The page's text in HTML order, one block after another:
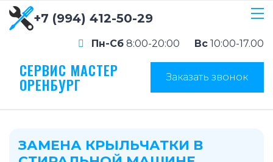
+7 (994) 412-50-29
Пн-Сб 8:00-20:00 Вс 10:00-17.00
СЕРВИС МАСТЕР
ОРЕНБУРГ Заказать звонок
ЗАМЕНА КРЫЛЬЧАТКИ В